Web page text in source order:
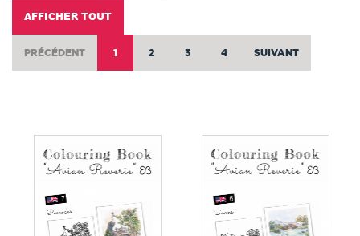
AFFICHER TOUT
PRÉCÉDENT 1 2 3 4 SUIVANT